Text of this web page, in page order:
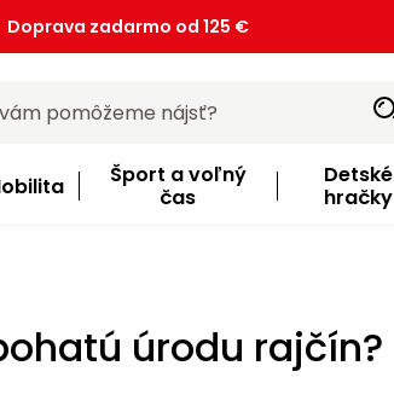
Doprava zadarmo od 125 €
Šport a voľný
čas
Detské
hračky
úrodu rajčín?